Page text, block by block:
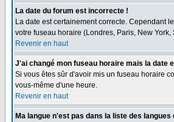
La date du forum est incorrecte !
La date est certainement correcte. Cependant
votre fuseau horaire (Londres, Paris, New
Revenir en haut
J'ai changé mon fuseau horaire mais la date
Si vous êtes sûr d'avoir mis un fuseau horaire
vous-même d'une heure.
Revenir en haut
Ma langue n'est pas dans la liste des langues